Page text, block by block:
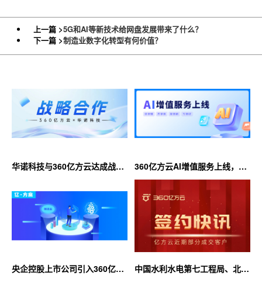
上一篇 >5G和AI等新技术给网盘发展带来了什么？
下一篇 >制造业数字化转型有何价值？
华诺科技与360亿方云达成战略
360亿方云AI增值服务上线，超
大限时优惠等你来！
央企控股上市公司引入360亿方
中国水利水电第七工程局、北京